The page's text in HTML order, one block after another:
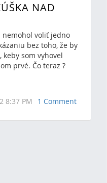
NAD
nemohol voliť jedno
bez toho, že by
som vyhovel
prvé. Čo teraz ?
8:37 PM 1 Comment